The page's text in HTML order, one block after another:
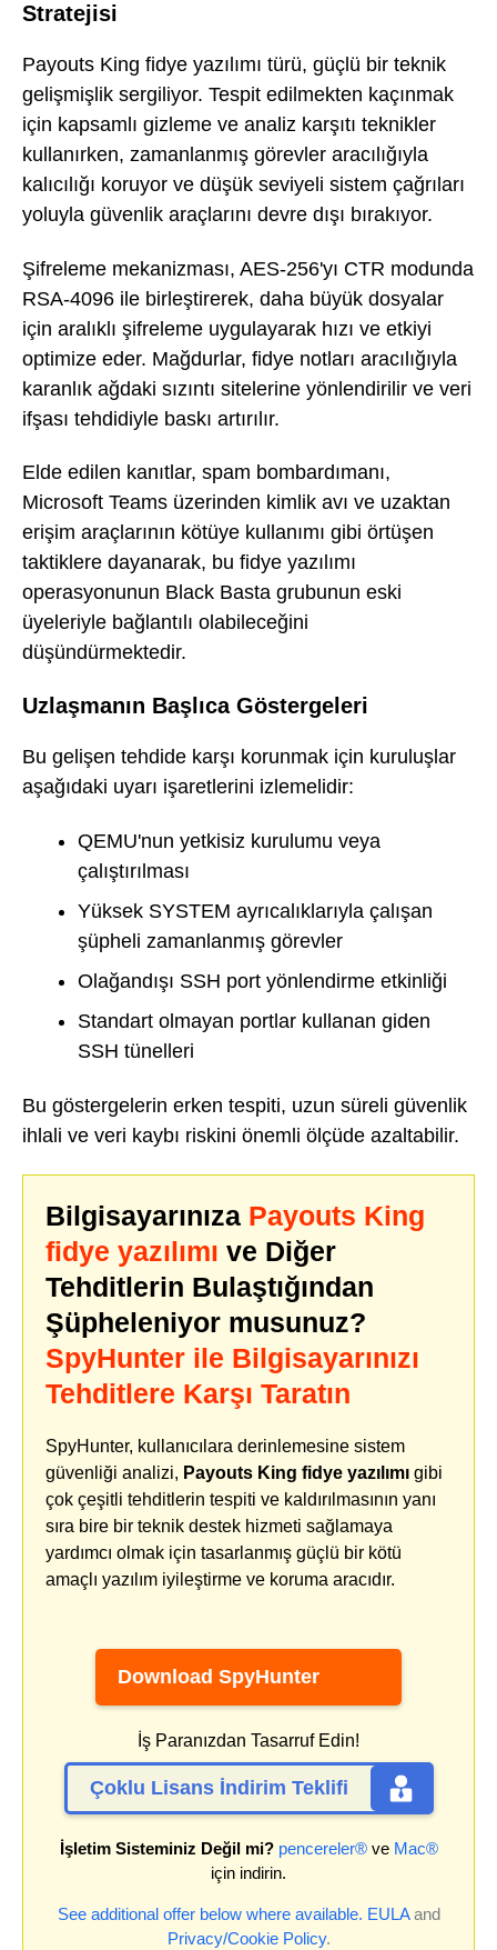
Stratejisi
Payouts King fidye yazılımı türü, güçlü bir teknik
gelişmişlik sergiliyor. Tespit edilmekten kaçınmak
için kapsamlı gizleme ve analiz karşıtı teknikler
kullanırken, zamanlanmış görevler aracılığıyla
kalıcılığı koruyor ve düşük seviyeli sistem çağrıları
yoluyla güvenlik araçlarını devre dışı bırakıyor.
Şifreleme mekanizması, AES-256'yı CTR modunda
RSA-4096 ile birleştirerek, daha büyük dosyalar
için aralıklı şifreleme uygulayarak hızı ve etkiyi
optimize eder. Mağdurlar, fidye notları aracılığıyla
karanlık ağdaki sızıntı sitelerine yönlendirilir ve veri
ifşası tehdidiyle baskı artırılır.
Elde edilen kanıtlar, spam bombardımanı,
Microsoft Teams üzerinden kimlik avı ve uzaktan
erişim araçlarının kötüye kullanımı gibi örtüşen
taktiklere dayanarak, bu fidye yazılımı
operasyonunun Black Basta grubunun eski
üyeleriyle bağlantılı olabileceğini
düşündürmektedir.
Uzlaşmanın Başlıca Göstergeleri
Bu gelişen tehdide karşı korunmak için kuruluşlar
aşağıdaki uyarı işaretlerini izlemelidir:
QEMU'nun yetkisiz kurulumu veya
çalıştırılması
Yüksek SYSTEM ayrıcalıklarıyla çalışan
şüpheli zamanlanmış görevler
Olağandışı SSH port yönlendirme etkinliği
Standart olmayan portlar kullanan giden
SSH tünelleri
Bu göstergelerin erken tespiti, uzun süreli güvenlik
ihlali ve veri kaybı riskini önemli ölçüde azaltabilir.
Bilgisayarınıza Payouts King
fidye yazılımı ve Diğer
Tehditlerin Bulaştığından
Şüpheleniyor musunuz?
SpyHunter ile Bilgisayarınızı
Tehditlere Karşı Taratın
SpyHunter, kullanıcılara derinlemesine sistem
güvenliği analizi, Payouts King fidye yazılımı gibi
çok çeşitli tehditlerin tespiti ve kaldırılmasının yanı
sıra bire bir teknik destek hizmeti sağlamaya
yardımcı olmak için tasarlanmış güçlü bir kötü
amaçlı yazılım iyileştirme ve koruma aracıdır.
Download SpyHunter
İş Paranızdan Tasarruf Edin!
Çoklu Lisans İndirim Teklifi
İşletim Sisteminiz Değil mi? pencereler®ve Mac®
için indirin.
See additional offer below where available. EULAand
Privacy/Cookie Policy.